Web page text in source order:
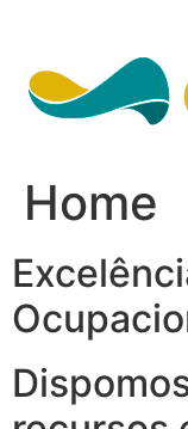
conteúdo
Home